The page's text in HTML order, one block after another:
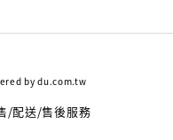
by du.com.tw
/配送/售後服務